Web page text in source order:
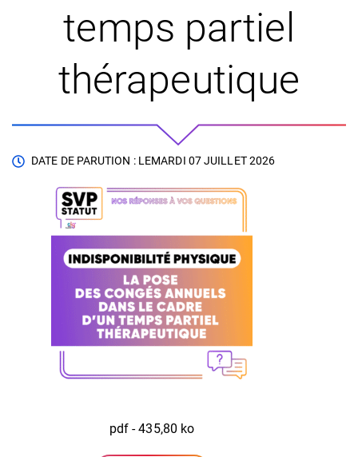
temps partiel
thérapeutique
DATE DE PARUTION : LEMARDI 07 JUILLET 2026
pdf - 435,80 ko